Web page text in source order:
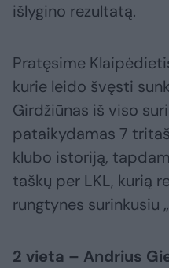
išlygino rezultatą.
Pratęsime
kurie leido švęsti
Girdžiūnas iš viso
pataikydamas 7
klubo istoriją,
taškų per LKL, kurią
rungtynes surinkusiu
2 vieta – Andrius